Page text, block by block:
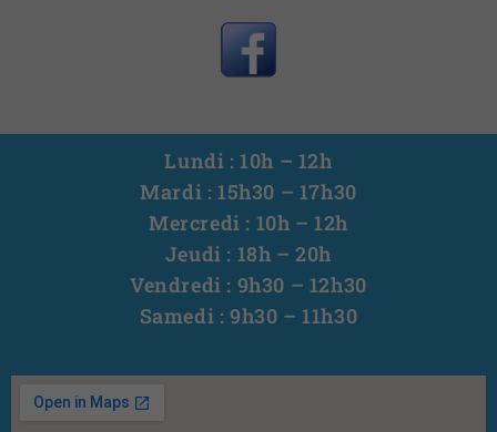
Lundi : 10h – 12h
Mardi : 15h30 – 17h30
Mercredi : 10h – 12h
Jeudi : 18h – 20h
Vendredi : 9h30 – 12h30
Samedi : 9h30 – 11h30